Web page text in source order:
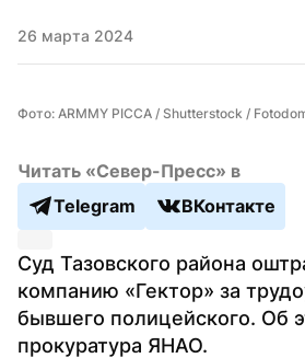
26 марта 2024
Фото: ARMMY PICCA / Shutterstock /
Читать «Север-Пресс» в
Telegram
ВКонтакте
Суд Тазовского района
компанию «Гектор» за
бывшего полицейского. Об
прокуратура ЯНАО.